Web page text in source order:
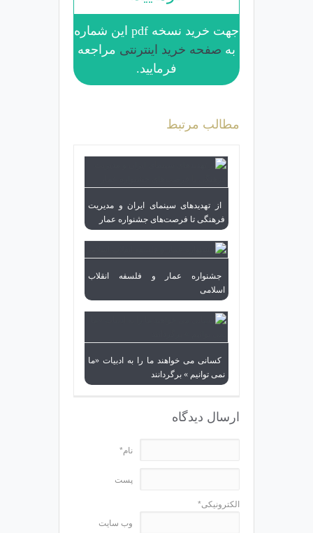
جهت خرید نسخه pdf این شماره
به صفحه خرید اینترنتی مراجعه
فرمایید.
مطالب مرتبط
از تهدیدهای سینمای ایران و مدیریت
فرهنگی تا فرصت‌های جشنواره عمار
جشنواره عمار و فلسفه انقلاب
اسلامی
کسانی می خواهند ما را به ادبیات «ما
نمی توانیم » برگردانند
ارسال دیدگاه
نام*
پست
الکترونیکی*
وب سایت